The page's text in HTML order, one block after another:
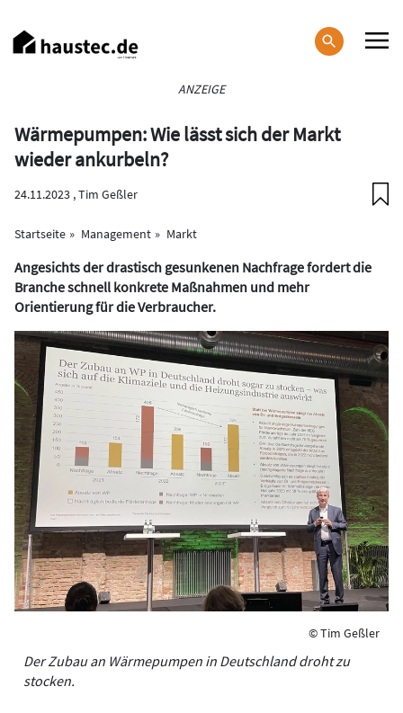
zum
Inhalt
ANZEIGE
Wärmepumpen: Wie lässt sich der Markt
wieder ankurbeln?
24.11.2023 ,Tim Geßler
Startseite Management Markt
Angesichts der drastisch gesunkenen Nachfrage fordert die
Branche schnell konkrete Maßnahmen und mehr
Orientierung für die Verbraucher.
© Tim Geßler
Der Zubau an Wärmepumpen in Deutschland droht zu
stocken.